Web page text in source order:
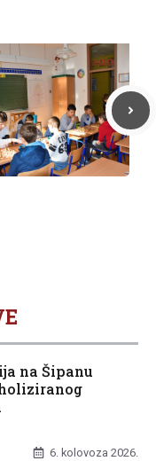
na Šipanu
6. kolovoza 2026.